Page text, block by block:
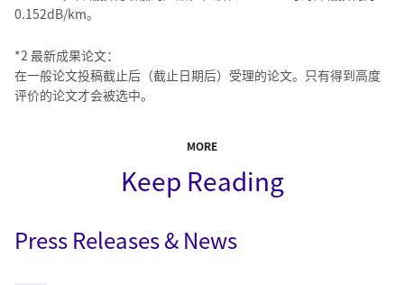
0.152dB/km。
*2 最新成果论文：
在⼀般论文投稿截止后（截止日期后）受理的论文。只有得到高度
评价的论文才会被选中。
MORE
Keep Reading
Press Releases & News